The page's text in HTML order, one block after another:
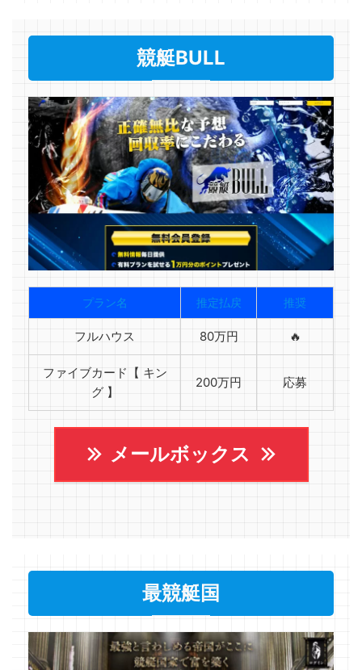
競艇BULL
プラン名 推定払戻 推奨
フルハウス 80万円 🔥
ファイブカード【 キン
グ 】
200万円 応募
メールボックス
最競艇国